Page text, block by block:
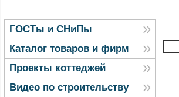
ГОСТы и СНиПы
Каталог товаров и фирм
Проекты коттеджей
Видео по строительству